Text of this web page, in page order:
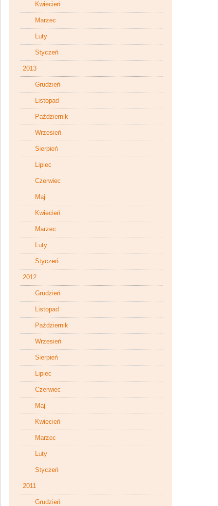
Kwiecień
Marzec
Luty
Styczeń
2013
Grudzień
Listopad
Październik
Wrzesień
Sierpień
Lipiec
Czerwiec
Maj
Kwiecień
Marzec
Luty
Styczeń
2012
Grudzień
Listopad
Październik
Wrzesień
Sierpień
Lipiec
Czerwiec
Maj
Kwiecień
Marzec
Luty
Styczeń
2011
Grudzień